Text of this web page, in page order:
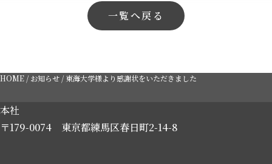
一覧へ戻る
HOME / お知らせ / 東海大学様より感謝状をいただきました
本社
〒179-0074 東京都練馬区春日町2-14-8